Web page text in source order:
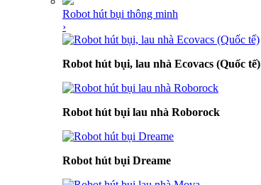
Robot hút bụi thông minh
›
Robot hút bụi, lau nhà Ecovacs (Quốc tế)
Robot hút bụi lau nhà Roborock
Robot hút bụi Dreame